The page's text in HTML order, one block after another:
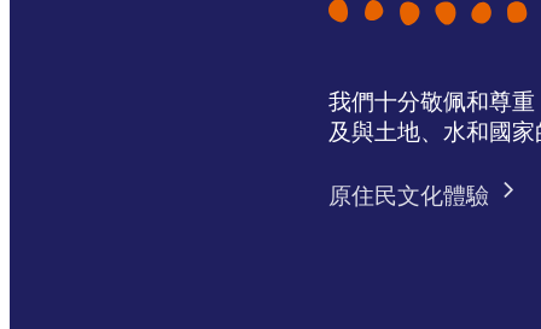
我們十分敬佩和尊
及與土地、水和國
原住民文化體驗